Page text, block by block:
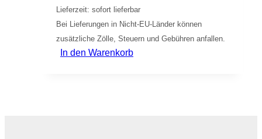
Lieferzeit: sofort lieferbar
Bei Lieferungen in Nicht-EU-Länder können
zusätzliche Zölle, Steuern und Gebühren anfallen.
In den Warenkorb